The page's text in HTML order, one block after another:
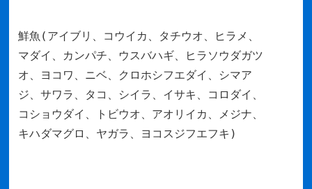
鮮魚(アイブリ、コウイカ、タチウオ、ヒラメ、
マダイ、カンパチ、ウスバハギ、ヒラソウダガツ
オ、ヨコワ、ニベ、クロホシフエダイ、シマア
ジ、サワラ、タコ、シイラ、イサキ、コロダイ、
コショウダイ、トビウオ、アオリイカ、メジナ、
キハダマグロ、ヤガラ、ヨコスジフエフキ)